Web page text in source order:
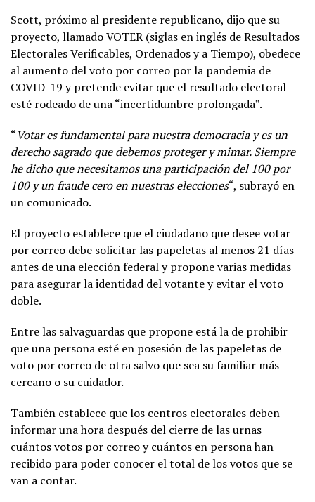
Scott, próximo al presidente republicano, dijo que su
proyecto, llamado VOTER (siglas en inglés de Resultados
Electorales Verificables, Ordenados y a Tiempo), obedece
al aumento del voto por correo por la pandemia de
COVID-19 y pretende evitar que el resultado electoral
esté rodeado de una “incertidumbre prolongada”.
“Votar es fundamental para nuestra democracia y es un
derecho sagrado que debemos proteger y mimar. Siempre
he dicho que necesitamos una participación del 100 por
100 y un fraude cero en nuestras elecciones“, subrayó en
un comunicado.
El proyecto establece que el ciudadano que desee votar
por correo debe solicitar las papeletas al menos 21 días
antes de una elección federal y propone varias medidas
para asegurar la identidad del votante y evitar el voto
doble.
Entre las salvaguardas que propone está la de prohibir
que una persona esté en posesión de las papeletas de
voto por correo de otra salvo que sea su familiar más
cercano o su cuidador.
También establece que los centros electorales deben
informar una hora después del cierre de las urnas
cuántos votos por correo y cuántos en persona han
recibido para poder conocer el total de los votos que se
van a contar.